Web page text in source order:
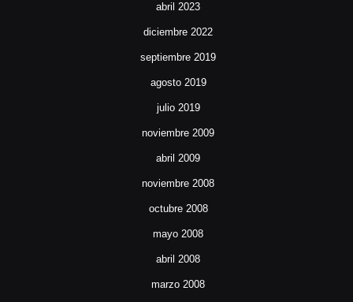
abril 2023
diciembre 2022
septiembre 2019
agosto 2019
julio 2019
noviembre 2009
abril 2009
noviembre 2008
octubre 2008
mayo 2008
abril 2008
marzo 2008